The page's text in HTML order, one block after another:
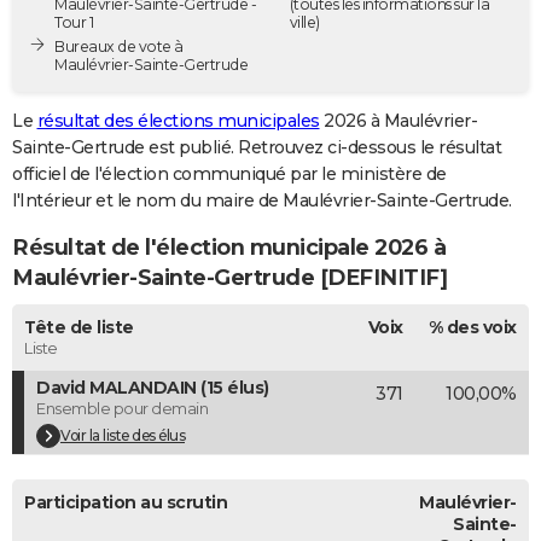
Destinations
City break
Voyage nature
Voyage de noces
Forum
PHOTO
BONS PLANS
CARTE DE VOEUX
Dictionnaire
Biographies
Citations
Expressions
Proverbes
PROGRAMME TV
COPAINS D'AVANT
AVIS DE DÉCÈS
FORUM
Maulévrier-Sainte-Gertrude -
Tour 1
Bureaux de vote à
Maulévrier-Sainte-Gertrude
(toutes les informations sur la
ville)
Le résultat des élections municipales 2026 à Maulévrier-
Sainte-Gertrude est publié. Retrouvez ci-dessous le résultat
officiel de l'élection communiqué par le ministère de
l'Intérieur et le nom du maire de Maulévrier-Sainte-Gertrude.
Résultat de l'élection municipale 2026 à
Maulévrier-Sainte-Gertrude [DEFINITIF]
Tête de liste
Liste
Voix % des voix
David MALANDAIN (15 élus)
Ensemble pour demain
Voir la liste des élus
371 100,00%
Participation au scrutin
Maulévrier-
Sainte-